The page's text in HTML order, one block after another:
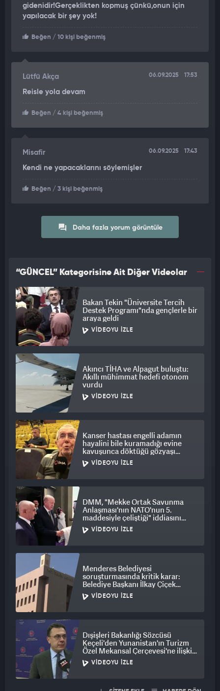
gidenidir!Gerçeklikten kopmuş çünkü,onun için
yapılacak bir şey yok!
Beğen / 10 kişi beğenmiş
Lütfü Akça 06.09.2025 17:53
Reisle yola devam
Beğen / 4 kişi beğenmiş
Misafir 06.09.2025 17:43
Kendi ne yapacaklarını söylemişler
Beğen / 3 kişi beğenmiş
Daha fazla yorum görüntüle
“GÜNCEL” Kategorisine Ait Diğer Videolar
Bakan Tekin "Üniversite Tercih
Destek Programı"nda gençlerle bir
araya geldi
VIDEOYU İZLE
Akıncı TİHA ve Alpagut buluştu:
Akıllı mühimmat hedefi otonom
vurdu
VIDEOYU İZLE
Kanser hastası engelli adamın
hayalini bile kuramadığı evine
kavuşunca döktüğü gözyaşı
duygulandırdı
VIDEOYU İZLE
DMM, "Mekke Ortak Savunma
Anlaşması'nın NATO'nun 5.
maddesiyle çeliştiği" iddiasını
yalanladı
VIDEOYU İZLE
Menderes Belediyesi
soruşturmasında kritik karar:
Belediye Başkanı İlkay Çiçek
tutuklandı
VIDEOYU İZLE
Dışişleri Bakanlığı Sözcüsü
Keçeli'den Yunanistan'ın Turizm
Özel Mekansal Çerçevesi'ne ilişkin
açıklama
VIDEOYU İZLE